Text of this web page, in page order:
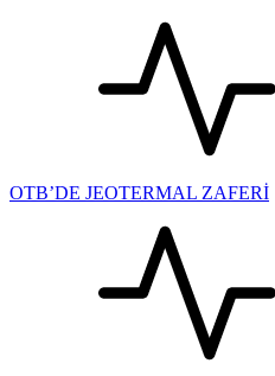
OTB’DE JEOTERMAL ZAFERİ